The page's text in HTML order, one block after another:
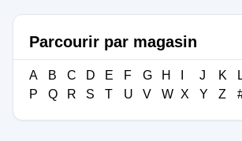
Parcourir par magasin
A B C D E F G H J K
P
Q R S T U V W X Y Z